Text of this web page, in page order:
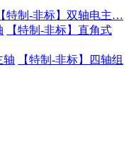
【特制-非标】双轴电主…
【特制-非标】直角式
【特制-非标】四轴组